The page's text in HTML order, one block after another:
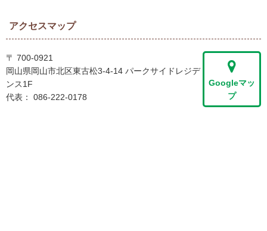
アクセスマップ
〒 700-0921
岡山県岡山市北区東古松3-4-14 パークサイドレジデ
ンス1F
代表： 086-222-0178
Googleマッ
プ